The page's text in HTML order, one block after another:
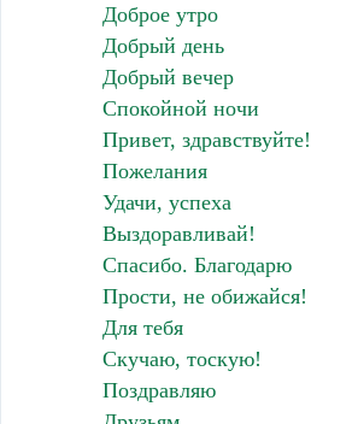
Доброе утро
Добрый день
Добрый вечер
Спокойной ночи
Привет, здравствуйте!
Пожелания
Удачи, успеха
Выздоравливай!
Спасибо. Благодарю
Прости, не обижайся!
Для тебя
Скучаю, тоскую!
Поздравляю